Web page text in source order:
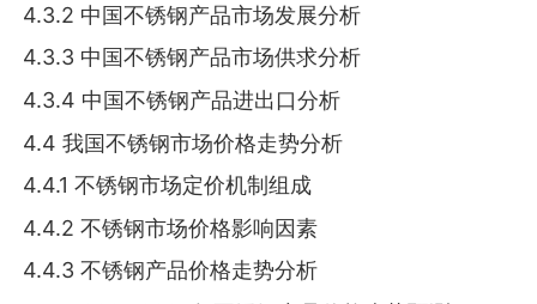
4.3.2 中国不锈钢产品市场发展分析
4.3.3 中国不锈钢产品市场供求分析
4.3.4 中国不锈钢产品进出口分析
4.4 我国不锈钢市场价格走势分析
4.4.1 不锈钢市场定价机制组成
4.4.2 不锈钢市场价格影响因素
4.4.3 不锈钢产品价格走势分析